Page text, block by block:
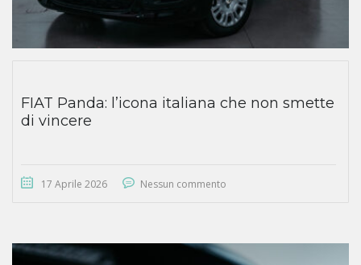
FIAT Panda: l’icona italiana che non smette
di vincere
17 Aprile 2026 Nessun commento